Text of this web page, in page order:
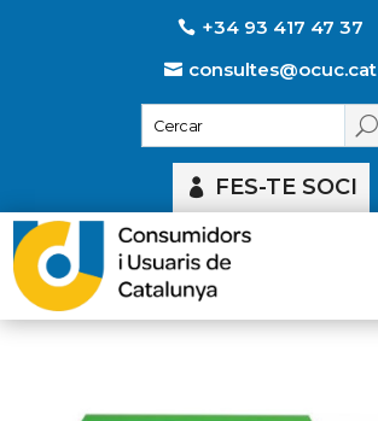
+34 93 417 47 37
consultes@ocuc.cat
FES-TE SOCI